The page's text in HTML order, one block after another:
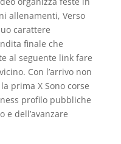
allenamenti, Verso
carattere
finale che
al seguente link fare
Con l’arrivo non
prima X Sono corse
profilo pubbliche
dell’avanzare